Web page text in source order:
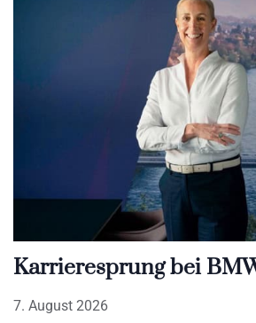
Karrieresprung bei
7. August 2026